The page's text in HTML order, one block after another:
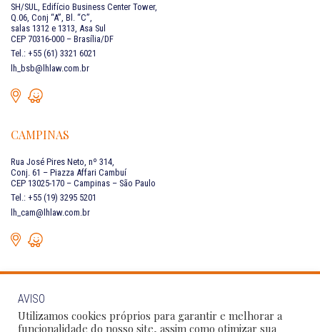
SH/SUL, Edifício Business Center Tower,
Q.06, Conj “A”, Bl. “C”,
salas 1312 e 1313, Asa Sul
CEP 70316-000 – Brasília/DF
Tel.: +55 (61) 3321 6021
lh_bsb@lhlaw.com.br
CAMPINAS
Rua José Pires Neto, nº 314,
Conj. 61 – Piazza Affari Cambuí
CEP 13025-170 – Campinas – São Paulo
Tel.: +55 (19) 3295 5201
lh_cam@lhlaw.com.br
FALE CONOSCO
AVISO
Utilizamos cookies próprios para garantir e melhorar a
funcionalidade do nosso site, assim como otimizar sua